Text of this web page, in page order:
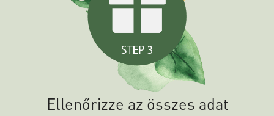
Ellenőrizze az összes adat